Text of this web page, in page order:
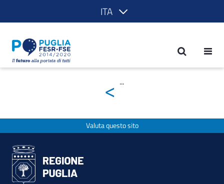
ITA
prova lingua - POR Puglia 2014-2020
< ...
Valuta questo sito